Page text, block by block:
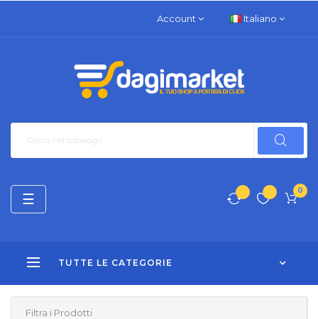
Account Italiano
0
TUTTE LE CATEGORIE
navigazione
Toggle
☰
Filtra i Prodotti